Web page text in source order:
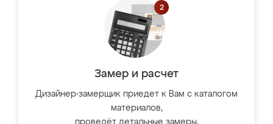
Замер и расчет
Дизайнер-замерщик приедет к Вам с каталогом
материалов,
проведёт детальные замеры,